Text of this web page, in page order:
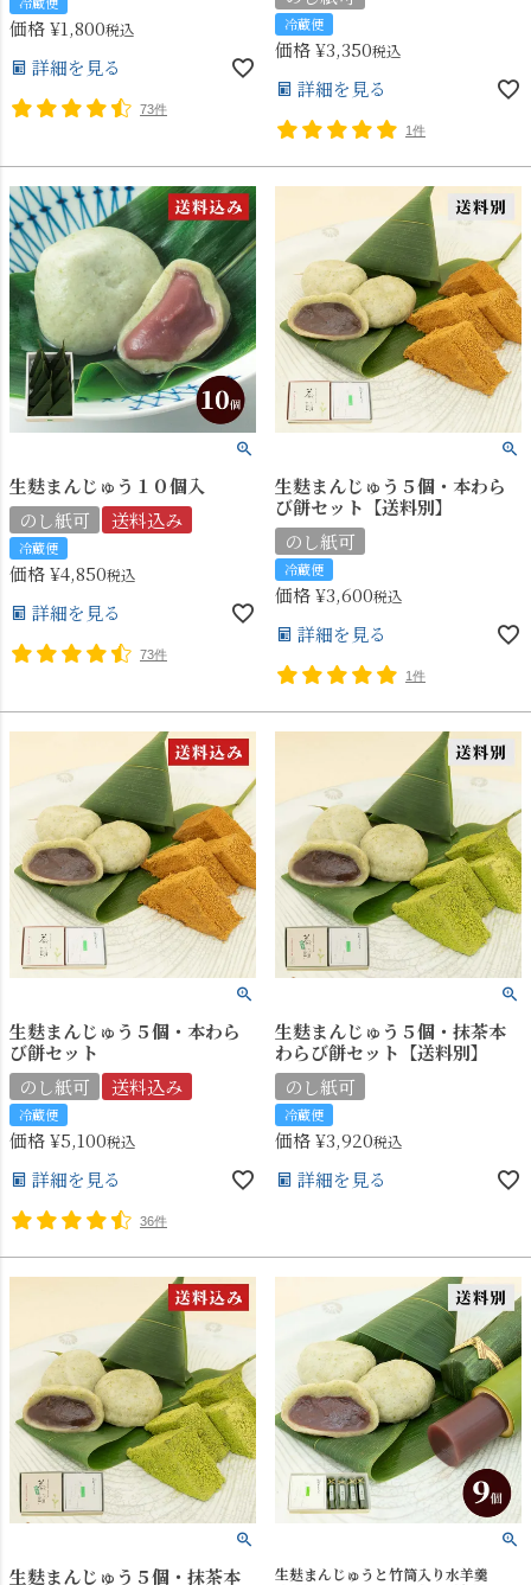
価格¥1,800税込
詳細を見る
73件
冷蔵便
価格¥3,350税込
詳細を見る
1件
生麩まんじゅう１０個入
のし紙可
送料込み
冷蔵便
価格¥4,850税込
詳細を見る
73件
生麩まんじゅう５個・本わら
び餅セット【送料別】
のし紙可
冷蔵便
価格¥3,600税込
詳細を見る
1件
生麩まんじゅう５個・本わら
び餅セット
のし紙可
送料込み
冷蔵便
価格¥5,100税込
詳細を見る
36件
生麩まんじゅう５個・抹茶本
わらび餅セット【送料別】
のし紙可
冷蔵便
価格¥3,920税込
詳細を見る
生麩まんじゅう５個・抹茶本
生麸まんじゅうと竹筒入り水羊羹